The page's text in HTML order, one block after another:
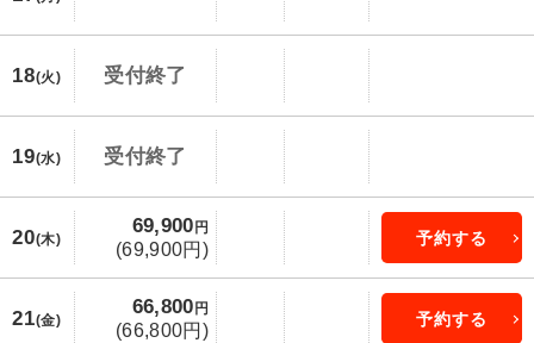
18(火) 受付終了
19(水) 受付終了
20(木)
69,900 円
(69,900円)
予約する
21(金)
66,800 円
(66,800円)
予約する